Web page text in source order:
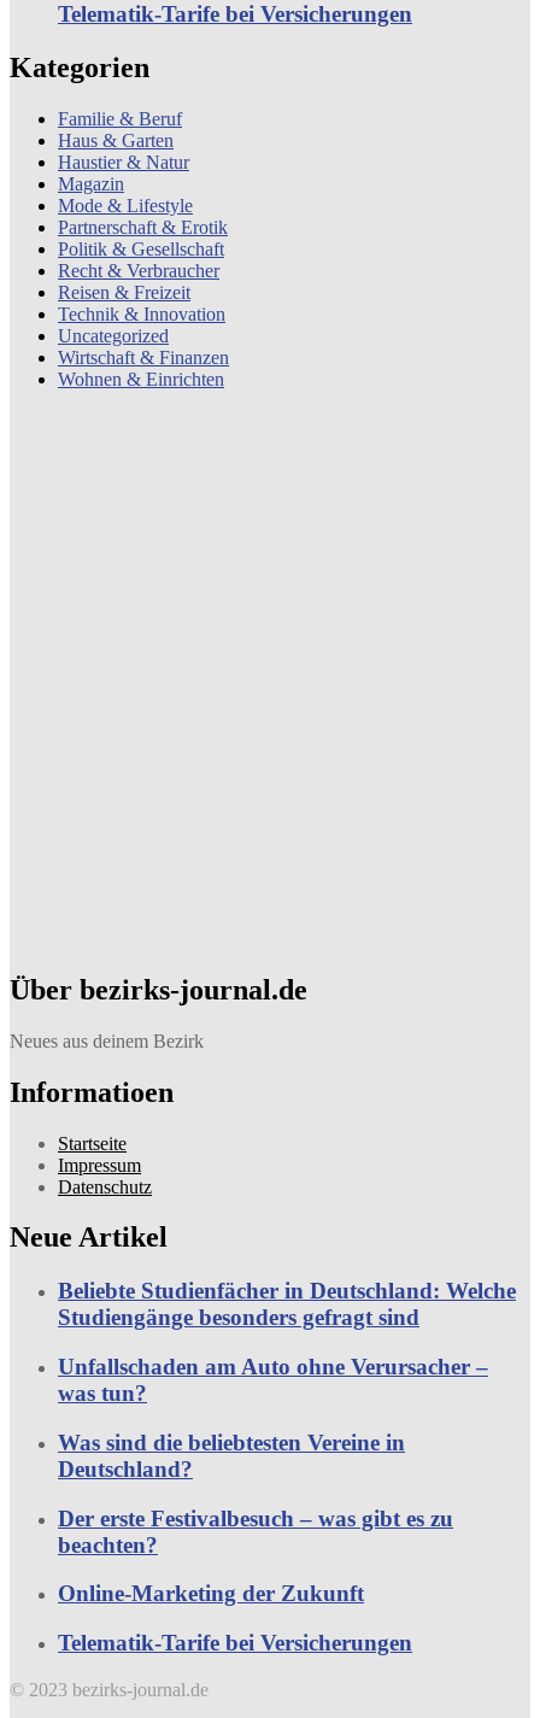
Telematik-Tarife bei Versicherungen
Kategorien
Familie & Beruf
Haus & Garten
Haustier & Natur
Magazin
Mode & Lifestyle
Partnerschaft & Erotik
Politik & Gesellschaft
Recht & Verbraucher
Reisen & Freizeit
Technik & Innovation
Uncategorized
Wirtschaft & Finanzen
Wohnen & Einrichten
Über bezirks-journal.de
Neues aus deinem Bezirk
Informatioen
Startseite
Impressum
Datenschutz
Neue Artikel
Beliebte Studienfächer in Deutschland: Welche
Studiengänge besonders gefragt sind
Unfallschaden am Auto ohne Verursacher –
was tun?
Was sind die beliebtesten Vereine in
Deutschland?
Der erste Festivalbesuch – was gibt es zu
beachten?
Online-Marketing der Zukunft
Telematik-Tarife bei Versicherungen
© 2023 bezirks-journal.de